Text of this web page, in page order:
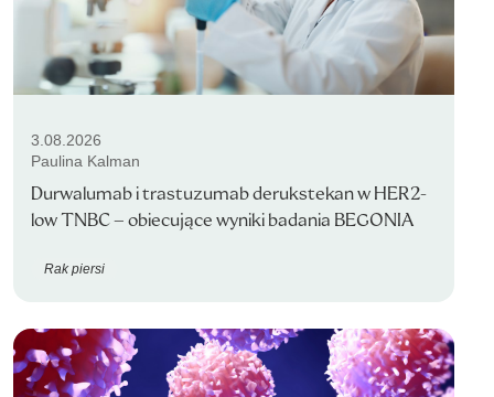
3.08.2026
Paulina Kalman
Durwalumab i trastuzumab derukstekan w HER2-
low TNBC – obiecujące wyniki badania BEGONIA
Rak piersi